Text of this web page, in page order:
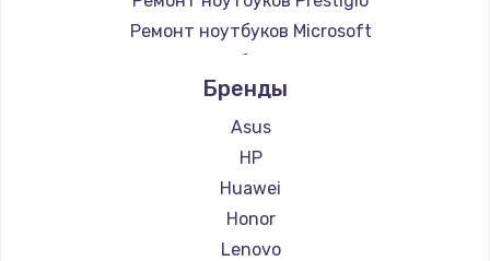
Ремонт ноутбуков Microsoft
Ремонт ноутбуков Alienware
Ремонт ноутбуков Aquarius
Ремонт ноутбуков Gigabyte
Ремонт ноутбуков Aorus
Ремонт ноутбуков Maibenben
Ремонт ноутбуков Getac
Ремонт ноутбуков Epson
Бренды
Asus
HP
Huawei
Honor
Lenovo